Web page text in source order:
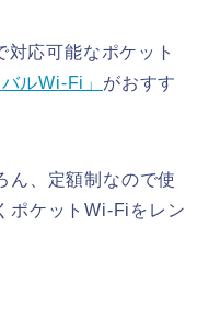
応可能なポケット
バルWi-Fi」 がおすす
ん、定額制なので使
ポケットWi-Fiをレン